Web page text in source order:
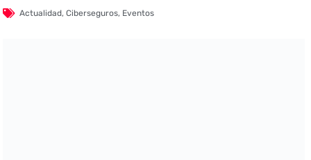
Actualidad,Ciberseguros, Eventos